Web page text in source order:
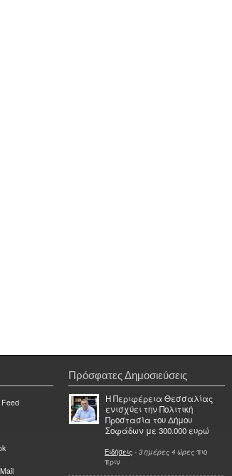
Πρόσφατες Δημοσιεύσεις
Η Περιφέρεια Θεσσαλίας
ενισχύει την Πολιτική
Προστασία του Δήμου
Σοφάδων με 300.000 ευρώ
Ειδήσεις - 3 ημέρες 4 ώρες πιο
πριν